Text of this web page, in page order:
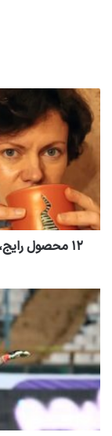
۱۲ محصول